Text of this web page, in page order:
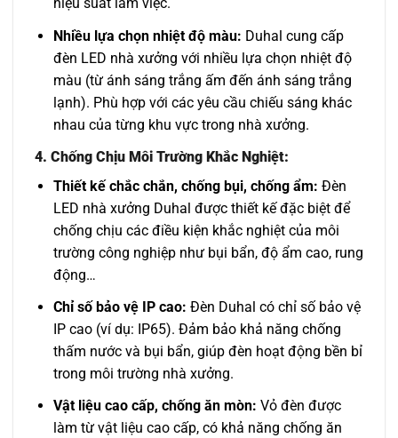
hiệu suất làm việc.
Nhiều lựa chọn nhiệt độ màu: Duhal cung cấp
đèn LED nhà xưởng với nhiều lựa chọn nhiệt độ
màu (từ ánh sáng trắng ấm đến ánh sáng trắng
lạnh). Phù hợp với các yêu cầu chiếu sáng khác
nhau của từng khu vực trong nhà xưởng.
4. Chống Chịu Môi Trường Khắc Nghiệt:
Thiết kế chắc chắn, chống bụi, chống ẩm: Đèn
LED nhà xưởng Duhal được thiết kế đặc biệt để
chống chịu các điều kiện khắc nghiệt của môi
trường công nghiệp như bụi bẩn, độ ẩm cao, rung
động…
Chỉ số bảo vệ IP cao: Đèn Duhal có chỉ số bảo vệ
IP cao (ví dụ: IP65). Đảm bảo khả năng chống
thấm nước và bụi bẩn, giúp đèn hoạt động bền bỉ
trong môi trường nhà xưởng.
Vật liệu cao cấp, chống ăn mòn: Vỏ đèn được
làm từ vật liệu cao cấp, có khả năng chống ăn